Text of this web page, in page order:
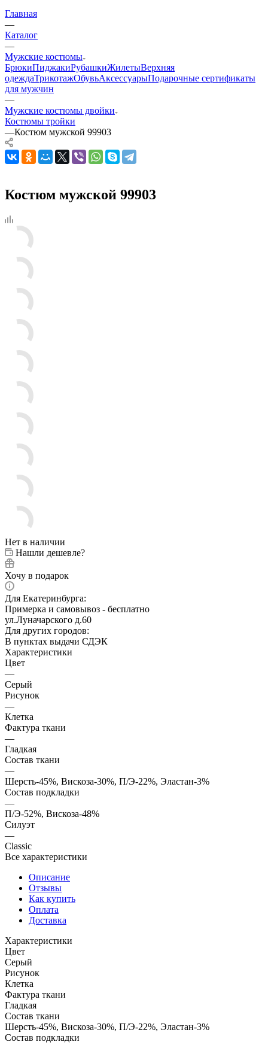
Главная
—
Каталог
—
Мужские костюмы
БрюкиПиджакиРубашкиЖилетыВерхняя
одеждаТрикотажОбувьАксессуарыПодарочные сертификаты
для мужчин
—
Мужские костюмы двойки
Костюмы тройки
—Костюм мужской 99903
Костюм мужской 99903
Нет в наличии
Нашли дешевле?
Хочу в подарок
Для Екатеринбурга:
Примерка и самовывоз - бесплатно
ул.Луначарского д.60
Для других городов:
В пунктах выдачи СДЭК
Характеристики
Цвет
—
Серый
Рисунок
—
Клетка
Фактура ткани
—
Гладкая
Состав ткани
—
Шерсть-45%, Вискоза-30%, П/Э-22%, Эластан-3%
Состав подкладки
—
П/Э-52%, Вискоза-48%
Силуэт
—
Classic
Все характеристики
Описание
Отзывы
Как купить
Оплата
Доставка
Характеристики
Цвет
Серый
Рисунок
Клетка
Фактура ткани
Гладкая
Состав ткани
Шерсть-45%, Вискоза-30%, П/Э-22%, Эластан-3%
Состав подкладки